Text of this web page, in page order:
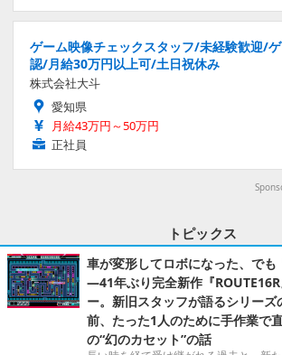
ゲーム映像チェックスタッフ/未経験歓迎/
認/月給30万円以上可/土日祝休み
株式会社大斗
愛知県
月給43万円～50万円
正社員
トピックス
車が変形してロボになった、でも
―41年ぶり完全新作『
ー。新旧スタッフが語るシリー
前、たった1人のために手作業で
の“幻のカセット”の話